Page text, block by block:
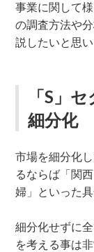
事業に関して
の調査方法や
説したいと思い
「S」
細分化
市場を細分化
るならば「関
婦」といった具
細分化せずに
を考える事は